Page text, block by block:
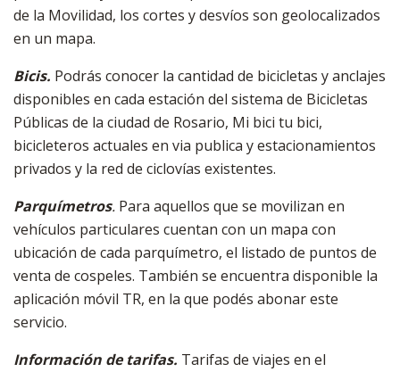
de la Movilidad, los cortes y desvíos son geolocalizados
en un mapa.
Bicis. Podrás conocer la cantidad de bicicletas y anclajes
disponibles en cada estación del sistema de Bicicletas
Públicas de la ciudad de Rosario, Mi bici tu bici,
bicicleteros actuales en via publica y estacionamientos
privados y la red de ciclovías existentes.
Parquímetros. Para aquellos que se movilizan en
vehículos particulares cuentan con un mapa con
ubicación de cada parquímetro, el listado de puntos de
venta de cospeles. También se encuentra disponible la
aplicación móvil TR, en la que podés abonar este
servicio.
Información de tarifas. Tarifas de viajes en el